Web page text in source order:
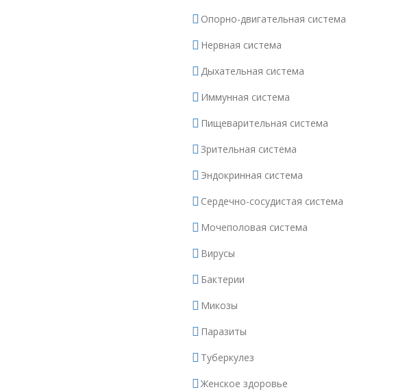
Опорно-двигательная система
Нервная система
Дыхательная система
Иммунная система
Пищеварительная система
Зрительная система
Эндокринная система
Сердечно-сосудистая система
Мочеполовая система
Вирусы
Бактерии
Микозы
Паразиты
Туберкулез
Женское здоровье